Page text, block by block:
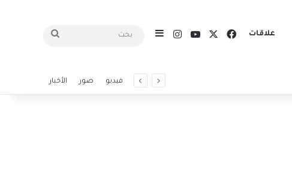
علاقات فيسبوكيوتيوبانستقرامإضافة عمود جانبي بحث
فيديو صور الأخبار